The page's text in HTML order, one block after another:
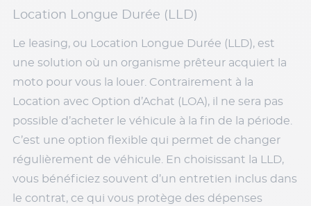
Location Longue Durée (LLD)
Le leasing, ou Location Longue Durée (LLD), est
une solution où un organisme prêteur acquiert la
moto pour vous la louer. Contrairement à la
Location avec Option d’Achat (LOA), il ne sera pas
possible d’acheter le véhicule à la fin de la période.
C’est une option flexible qui permet de changer
régulièrement de véhicule. En choisissant la LLD,
vous bénéficiez souvent d’un entretien inclus dans
le contrat, ce qui vous protège des dépenses